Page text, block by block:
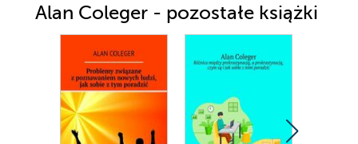
Alan Coleger - pozostałe książki